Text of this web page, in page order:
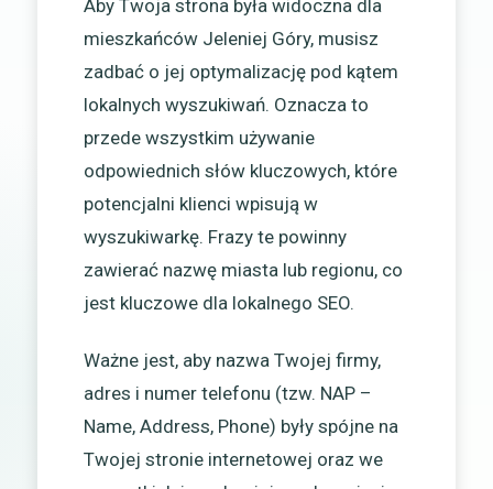
Aby Twoja strona była widoczna dla
mieszkańców Jeleniej Góry, musisz
zadbać o jej optymalizację pod kątem
lokalnych wyszukiwań. Oznacza to
przede wszystkim używanie
odpowiednich słów kluczowych, które
potencjalni klienci wpisują w
wyszukiwarkę. Frazy te powinny
zawierać nazwę miasta lub regionu, co
jest kluczowe dla lokalnego SEO.
Ważne jest, aby nazwa Twojej firmy,
adres i numer telefonu (tzw. NAP –
Name, Address, Phone) były spójne na
Twojej stronie internetowej oraz we